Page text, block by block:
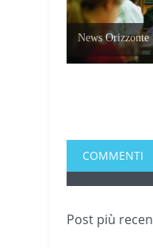
News Orizzonte
COMMENTI
Post più